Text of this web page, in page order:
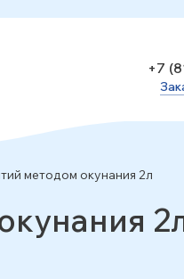
+7
методом окунания 2л